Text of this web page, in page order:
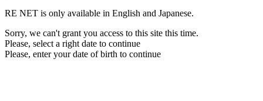
RE NET is only available in English and Japanese.
Sorry, we can't grant you access to this site this time.
Please, select a right date to continue
Please, enter your date of birth to continue